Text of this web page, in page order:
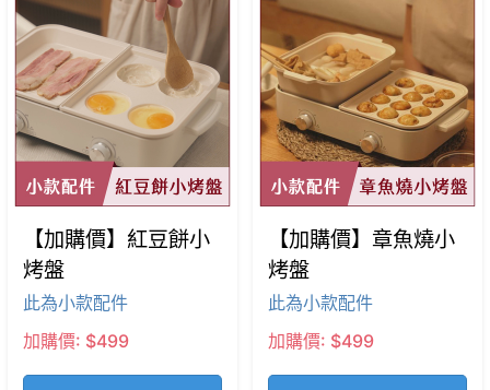
【加購價】紅豆餅小
烤盤
此為小款配件
加購價: $499
【加購價】章魚燒小
烤盤
此為小款配件
加購價: $499